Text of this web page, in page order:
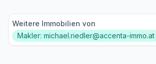
Weitere Immobilien von
Makler: michael.riedler@accenta-immo.at